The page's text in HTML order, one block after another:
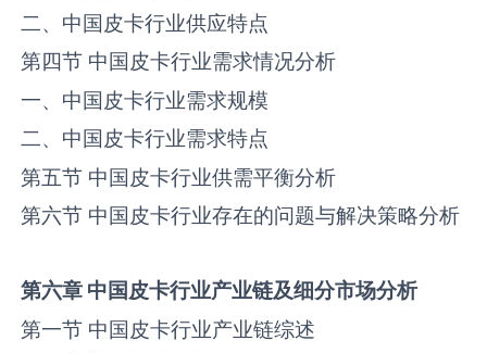
二、中国‌‌皮卡‌‌‌行业供应特点
第四节 中国‌‌皮卡‌‌‌行业需求情况分析
一、中国‌‌皮卡‌‌‌行业需求规模
二、中国‌‌皮卡‌‌‌行业需求特点
第五节 中国‌‌皮卡‌‌‌行业供需平衡分析
第六节 中国‌‌皮卡‌‌‌行业存在的问题与解决策略分析
第六章 中国皮卡行业产业链及细分市场分析
第一节 中国‌‌皮卡‌‌‌行业产业链综述